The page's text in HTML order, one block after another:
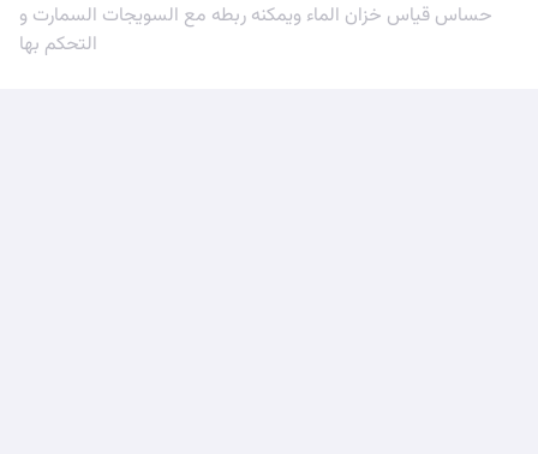
حساس قياس خزان الماء ويمكنه ربطه مع السويجات السمارت و
التحكم بها